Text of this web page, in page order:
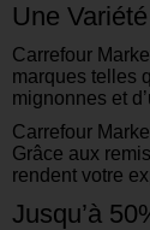
Une
Carrefour
marques telles
mignonnes et
Carrefour
Grâce aux
rendent votre
Jusqu’à